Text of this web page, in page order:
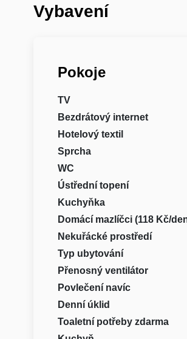
Vybavení
Pokoje
TV
Bezdrátový internet
Hotelový textil
Sprcha
WC
Ústřední topení
Kuchyňka
Domácí mazlíčci (118 Kč/
Nekuřácké prostředí
Typ ubytování
Přenosný ventilátor
Povlečení navíc
Denní úklid
Toaletní potřeby zdarma